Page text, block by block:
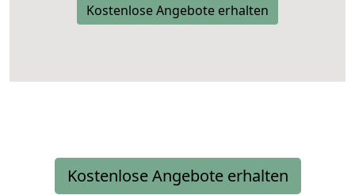
Kostenlose Angebote erhalten
Kostenlose Angebote erhalten